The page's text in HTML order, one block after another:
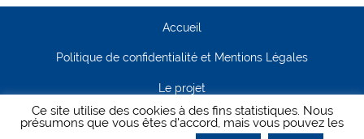
Accueil
Politique de confidentialité et Mentions Légales
Le projet
Contact
Ce site utilise des cookies à des fins statistiques. Nous
présumons que vous êtes d'accord, mais vous pouvez les